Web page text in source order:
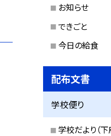
お知らせ
できごと
今日の給食
配布文書
学校便り
学校だより（